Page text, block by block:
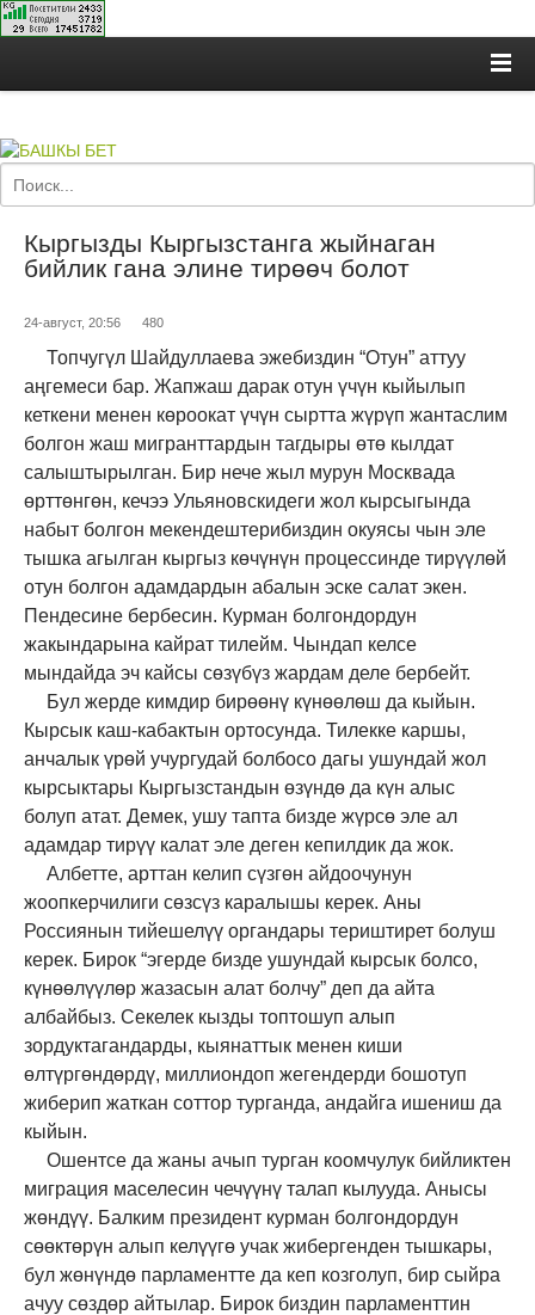
Кыргызды Кыргызстанга жыйнаган
бийлик гана элине тирөөч болот
24-август, 20:56 480
Топчугүл Шайдуллаева эжебиздин “Отун” аттуу
аңгемеси бар. Жапжаш дарак отун үчүн кыйылып
кеткени менен көроокат үчүн сыртта жүрүп жантаслим
болгон жаш мигранттардын тагдыры өтө кылдат
салыштырылган. Бир нече жыл мурун Москвада
өрттөнгөн, кечээ Ульяновскидеги жол кырсыгында
набыт болгон мекендештерибиздин окуясы чын эле
тышка агылган кыргыз көчүнүн процессинде тирүүлөй
отун болгон адамдардын абалын эске салат экен.
Пендесине бербесин. Курман болгондордун
жакындарына кайрат тилейм. Чындап келсе
мындайда эч кайсы сөзүбүз жардам деле бербейт.
Бул жерде кимдир бирөөнү күнөөлөш да кыйын.
Кырсык каш-кабактын ортосунда. Тилекке каршы,
анчалык үрөй учургудай болбосо дагы ушундай жол
кырсыктары Кыргызстандын өзүндө да күн алыс
болуп атат. Демек, ушу тапта бизде жүрсө эле ал
адамдар тирүү калат эле деген кепилдик да жок.
Албетте, арттан келип сүзгөн айдоочунун
жоопкерчилиги сөзсүз каралышы керек. Аны
Россиянын тийешелүү органдары териштирет болуш
керек. Бирок “эгерде бизде ушундай кырсык болсо,
күнөөлүүлөр жазасын алат болчу” деп да айта
албайбыз. Секелек кызды топтошуп алып
зордуктагандарды, кыянаттык менен киши
өлтүргөндөрдү, миллиондоп жегендерди бошотуп
жиберип жаткан соттор турганда, андайга ишениш да
кыйын.
Ошентсе да жаны ачып турган коомчулук бийликтен
миграция маселесин чечүүнү талап кылууда. Анысы
жөндүү. Балким президент курман болгондордун
сөөктөрүн алып келүүгө учак жибергенден тышкары,
бул жөнүндө парламентте да кеп козголуп, бир сыйра
ачуу сөздөр айтылар. Бирок биздин парламенттин